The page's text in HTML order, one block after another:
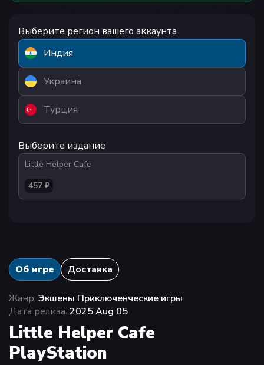
Выберите регион вашего аккаунта
Индия
Украина
Турция
Выберите издание
Little Helper Cafe
457 ₽
Об игре Доставка
Жанр: Экшены Приключенческие игры
Дата релиза: 2025 Aug 05
Little Helper Cafe
PlayStation